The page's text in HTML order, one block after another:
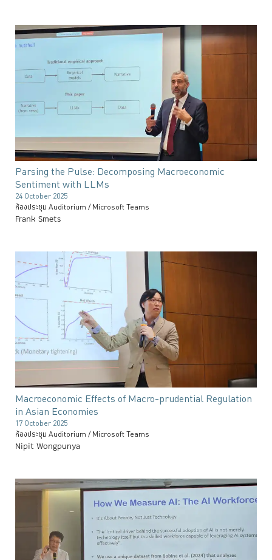
Parsing the Pulse: Decomposing Macroeconomic
Sentiment with LLMs
24 October 2025
ห้องประชุม Auditorium / Microsoft Teams
Frank Smets
Macroeconomic Effects of Macro-prudential Regulation
in Asian Economies
17 October 2025
ห้องประชุม Auditorium / Microsoft Teams
Nipit Wongpunya